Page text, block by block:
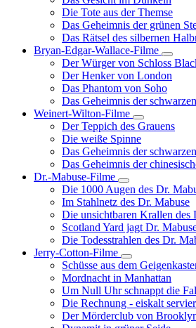
Die Tote aus der Themse
Das Geheimnis der grünen
Das Rätsel des silbernen
Bryan-Edgar-Wallace-Filme
von
Bryan-
Der Würger von Schloss
Der Henker von London
Das Phantom von Soho
Das Geheimnis der
Weinert-Wilton-Filme
Unternavigation
von
Weinert-
Wilton-
Filme
Der Teppich des Grauens
Die weiße Spinne
Das Geheimnis der
Das Geheimnis der
Dr.-Mabuse-Filme
Unternavigation
von
Dr.-
Mabuse-
Filme
Die 1000 Augen des Dr.
Im Stahlnetz des Dr. Mabuse
Die unsichtbaren Krallen des
Scotland Yard jagt Dr.
Die Todesstrahlen des Dr.
Jerry-Cotton-Filme
Unternavigation
von
Jerry-
Cotton-
Filme
Schüsse aus dem
Mordnacht in Manhattan
Um Null Uhr schnappt die
Die Rechnung - eiskalt
Der Mörderclub von